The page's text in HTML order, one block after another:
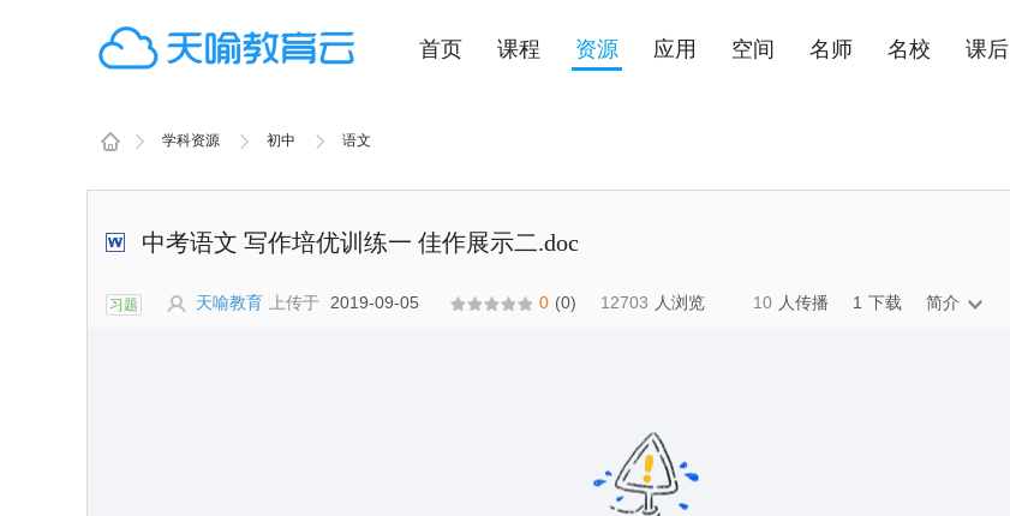
首页 课程 资源 应用 空间 名师 名校 课后
学科资源 初中 语文
中考语文 写作培优训练一 佳作展示二.doc
习题 天喻教育 上传于 2019-09-05 0 (0) 12703 人浏览 10 人传播 1 下载 简介